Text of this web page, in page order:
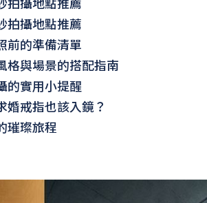
拍攝地點推薦
拍攝地點推薦
前的準備清單
格與場景的搭配指南
的實用小提醒
婚戒指也該入鏡？
璀璨旅程